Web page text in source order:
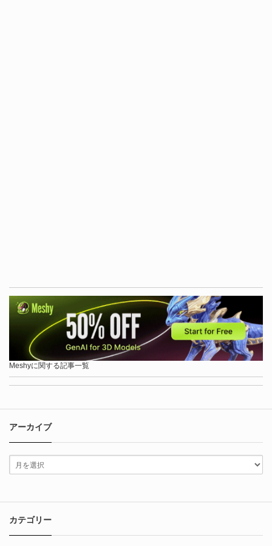
Meshyに関する記事一覧
アーカイブ
カテゴリー